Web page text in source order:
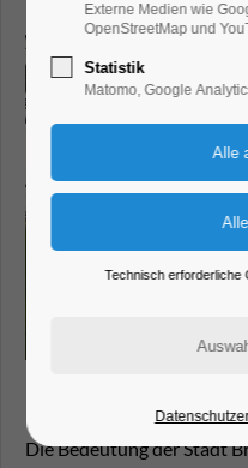
Die Bedeutung der Stadt
Externe Medien wie
OpenStreetMap und
Statistik
Matomo, Google
Technisch erforderliche